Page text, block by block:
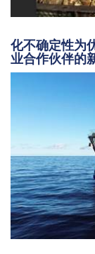
化不确定性为
业合作伙伴的